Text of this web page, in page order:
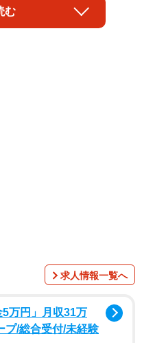
母とは思えない透明感」
た。
む
求人情報一覧へ
万円」月収31万
プ/総合受付/未経験